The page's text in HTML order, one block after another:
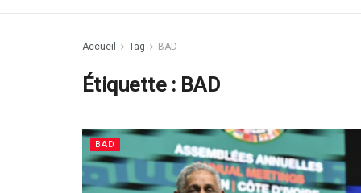
Accueil Tag BAD
Étiquette : BAD
BAD